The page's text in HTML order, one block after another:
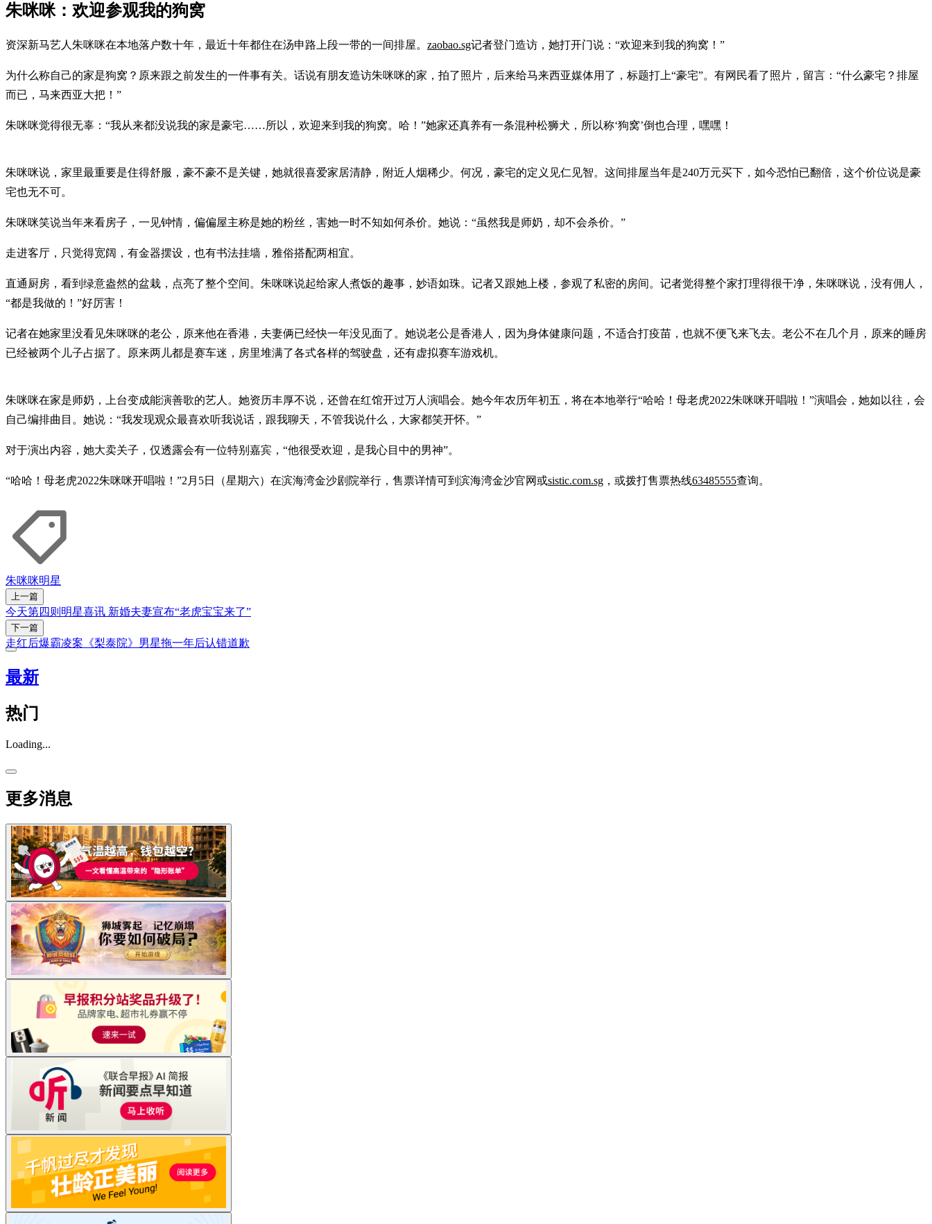
朱咪咪：欢迎参观我的狗窝
资深新马艺人朱咪咪在本地落户数十年，最近十年都住在汤申路上段一带的一间排屋。 zaobao.sg记者登门造访，她打开门说：“欢迎来到我的狗窝！”
为什么称自己的家是狗窝？原来跟之前发生的一件事有关。话说有朋友造访朱咪咪的家，拍了照片，后来给马来西亚媒体用了，标题打上“豪宅”。有网民看了照片，留言：“什么豪宅？排屋
而已，马来西亚大把！”
朱咪咪觉得很无辜：“我从来都没说我的家是豪宅……所以，欢迎来到我的狗窝。哈！”她家还真养有一条混种松狮犬，所以称‘狗窝’倒也合理，嘿嘿！
朱咪咪说，家里最重要是住得舒服，豪不豪不是关键，她就很喜爱家居清静，附近人烟稀少。何况，豪宅的定义见仁见智。这间排屋当年是240万元买下，如今恐怕已翻倍，这个价位说是豪
宅也无不可。
朱咪咪笑说当年来看房子，一见钟情，偏偏屋主称是她的粉丝，害她一时不知如何杀价。她说：“虽然我是师奶，却不会杀价。”
走进客厅，只觉得宽阔，有金器摆设，也有书法挂墙，雅俗搭配两相宜。
直通厨房，看到绿意盎然的盆栽，点亮了整个空间。朱咪咪说起给家人煮饭的趣事，妙语如珠。记者又跟她上楼，参观了私密的房间。记者觉得整个家打理得很干净，朱咪咪说，没有佣人，
“都是我做的！”好厉害！
记者在她家里没看见朱咪咪的老公，原来他在香港，夫妻俩已经快一年没见面了。她说老公是香港人，因为身体健康问题，不适合打疫苗，也就不便飞来飞去。老公不在几个月，原来的睡房
已经被两个儿子占据了。原来两儿都是赛车迷，房里堆满了各式各样的驾驶盘，还有虚拟赛车游戏机。
朱咪咪在家是师奶，上台变成能演善歌的艺人。她资历丰厚不说，还曾在红馆开过万人演唱会。她今年农历年初五，将在本地举行“哈哈！母老虎2022朱咪咪开唱啦！”演唱会，她如以往，会
自己编排曲目。她说：“我发现观众最喜欢听我说话，跟我聊天，不管我说什么，大家都笑开怀。”
对于演出内容，她大卖关子，仅透露会有一位特别嘉宾，“他很受欢迎，是我心目中的男神”。
“哈哈！母老虎2022朱咪咪开唱啦！”2月5日（星期六）在滨海湾金沙剧院举行，售票详情可到滨海湾金沙官网或sistic.com.sg ，或拨打售票热线63485555查询。
朱咪咪明星
上一篇
今天第四则明星喜讯 新婚夫妻宣布“老虎宝宝来了”
下一篇
走红后爆霸凌案《梨泰院》男星拖一年后认错道歉
最新
热门
Loading...
更多消息